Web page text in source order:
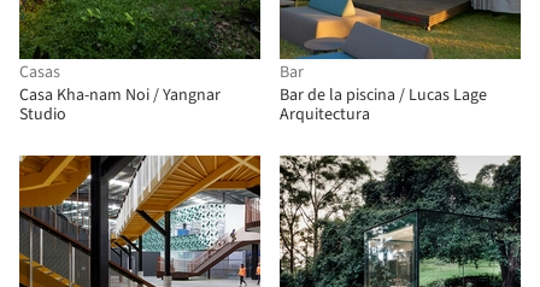
Casas
Casa Kha-nam Noi / Yangnar
Studio
Bar
Bar de la piscina / Lucas Lage
Arquitectura